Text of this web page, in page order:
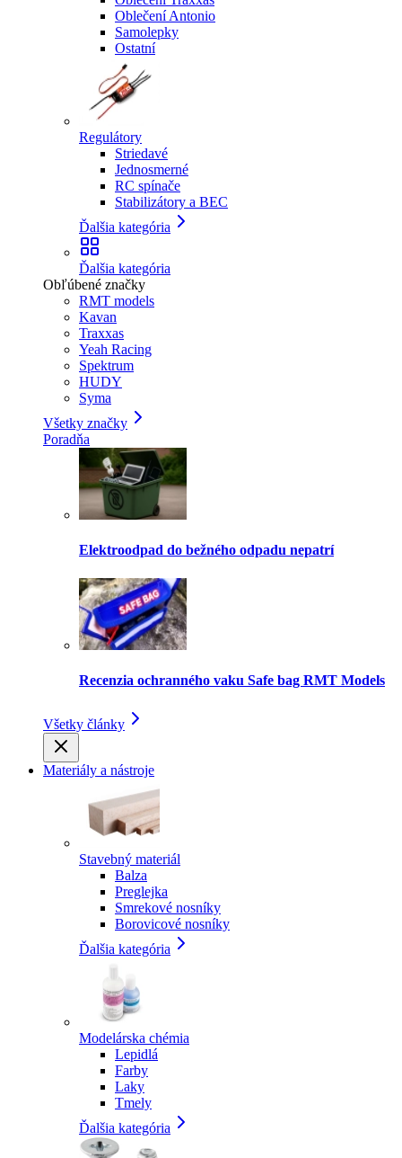
Oblečení Antonio
Samolepky
Ostatní
Regulátory
Striedavé
Jednosmerné
RC spínače
Stabilizátory a BEC
Ďalšia kategória
Ďalšia kategória
Obľúbené značky
RMT models
Kavan
Traxxas
Yeah Racing
Spektrum
HUDY
Syma
Všetky značky
Poradňa
Elektroodpad do bežného odpadu nepatrí
Recenzia ochranného vaku Safe bag RMT Models
Všetky články
Materiály a nástroje
Stavebný materiál
Balza
Preglejka
Smrekové nosníky
Borovicové nosníky
Ďalšia kategória
Modelárska chémia
Lepidlá
Farby
Laky
Tmely
Ďalšia kategória